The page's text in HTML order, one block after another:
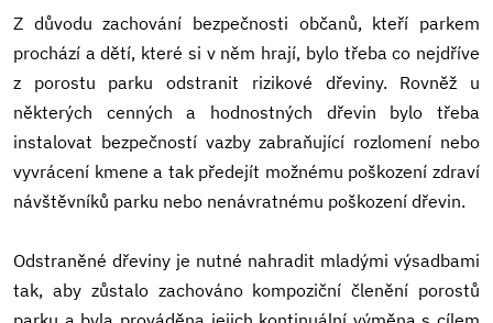
Z důvodu zachování bezpečnosti občanů, kteří parkem
prochází a dětí, které si v něm hrají, bylo třeba co nejdříve
z porostu parku odstranit rizikové dřeviny. Rovněž u
některých cenných a hodnostných dřevin bylo třeba
instalovat bezpečností vazby zabraňující rozlomení nebo
vyvrácení kmene a tak předejít možnému poškození zdraví
návštěvníků parku nebo nenávratnému poškození dřevin.
Odstraněné dřeviny je nutné nahradit mladými výsadbami
tak, aby zůstalo zachováno kompoziční členění porostů